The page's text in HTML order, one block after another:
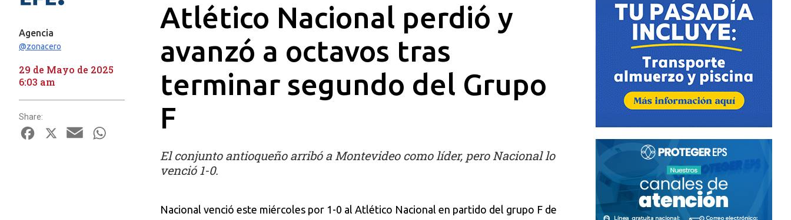
Agencia
@zonacero
29 de Mayo de 2025
6:03 am
Share:
Facebook
X EmailWhatsApp
Atlético Nacional perdió y
avanzó a octavos tras
terminar segundo del Grupo
F
El conjunto antioqueño arribó a Montevideo como líder, pero Nacional lo
venció 1-0.
Nacional venció este miércoles por 1-0 al Atlético Nacional en partido del grupo F de